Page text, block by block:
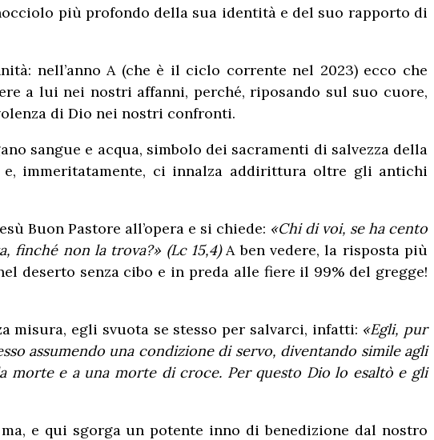
più profondo della sua identità e del suo rapporto di
nell’anno A (che è il ciclo corrente nel 2023) ecco che
a lui nei nostri affanni, perché, riposando sul suo cuore,
di Dio nei nostri confronti.
sangue e acqua, simbolo dei sacramenti di salvezza della
e, immeritatamente, ci innalza addirittura oltre gli antichi
Buon Pastore all’opera e si chiede: «Chi di voi, se ha cento
finché non la trova?» (Lc 15,4)A ben vedere, la risposta più
deserto senza cibo e in preda alle fiere il 99% del gregge!
misura, egli svuota se stesso per salvarci, infatti: «Egli, pur
assumendo una condizione di servo, diventando simile agli
morte e a una morte di croce. Per questo Dio lo esaltò e gli
e qui sgorga un potente inno di benedizione dal nostro